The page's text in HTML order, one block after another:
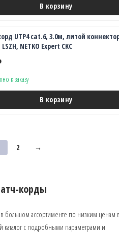
В корзину
UTP4 cat.6, 3.0м, литой
NETKO Expert CKC
к заказу
В корзину
2 →
корды
большом ассортименте по низким ценам
каталог с подробными параметрами и